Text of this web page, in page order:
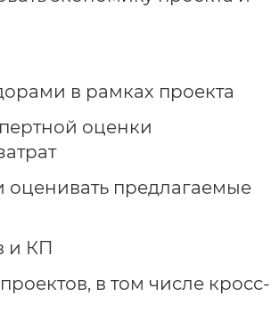
в рамках проекта
оценки
оценивать предлагаемые
и КП
в том числе кросс-